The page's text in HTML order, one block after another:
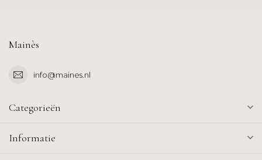
Mainès
info@maines.nl
Categorieën
Informatie